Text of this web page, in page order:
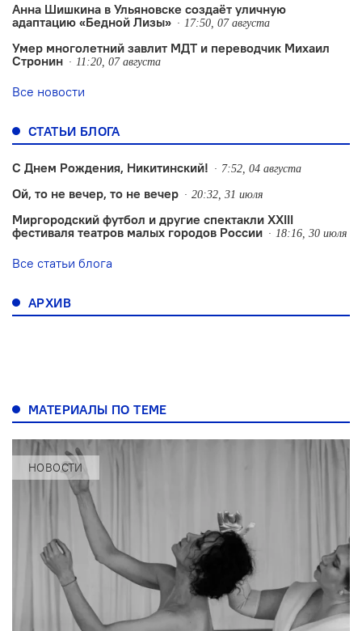
Анна Шишкина в Ульяновске создаëт уличную
адаптацию «Бедной Лизы»
17:50, 07 августа
Умер многолетний завлит МДТ и переводчик Михаил
Стронин
11:20, 07 августа
Все новости
СТАТЬИ БЛОГА
С Днем Рождения, Никитинский! 7:52, 04 августа
Ой, то не вечер, то не вечер 20:32, 31 июля
Миргородский футбол и другие спектакли XXIII
фестиваля театров малых городов России
18:16, 30 июля
Все статьи блога
АРХИВ
МАТЕРИАЛЫ ПО ТЕМЕ
НОВОСТИ